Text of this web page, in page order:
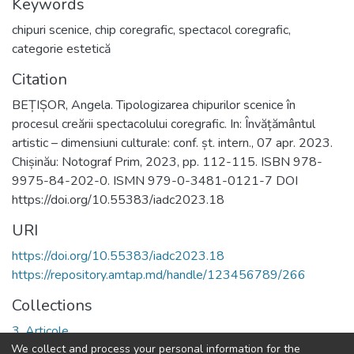
Keywords
chipuri scenice, chip coregrafic, spectacol coregrafic,
categorie estetică
Citation
BEȚIȘOR, Angela. Tipologizarea chipurilor scenice în
procesul creării spectacolului coregrafic. In: Învățământul
artistic – dimensiuni culturale: conf. șt. intern., 07 apr. 2023.
Chișinău: Notograf Prim, 2023, pp. 112-115. ISBN 978-
9975-84-202-0. ISMN 979-0-3481-0121-7 DOI
https://doi.org/10.55383/iadc2023.18
URI
https://doi.org/10.55383/iadc2023.18
https://repository.amtap.md/handle/123456789/266
Collections
3. Articole
We collect and process your personal information for the